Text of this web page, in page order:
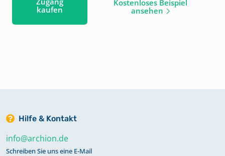
kaufen
Kostenloses Beispiel
ansehen
Hilfe & Kontakt
info@archion.de
Schreiben Sie uns eine E-Mail